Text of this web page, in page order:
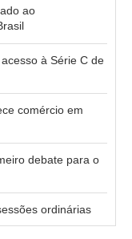
ao
à Série C de
comércio em
debate para o
ordinárias